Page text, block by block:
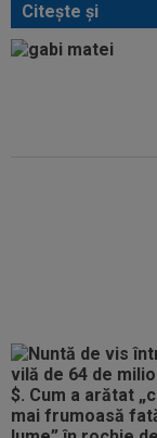
Citeşte şi